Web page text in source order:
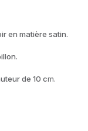
en matière satin.
de 10 cm.